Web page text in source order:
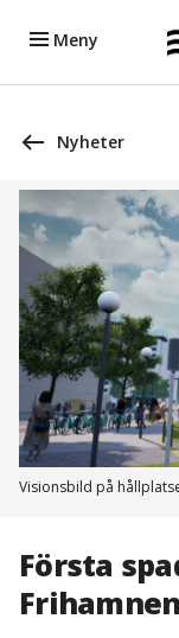
Meny
Nyheter
Visionsbild på
Första